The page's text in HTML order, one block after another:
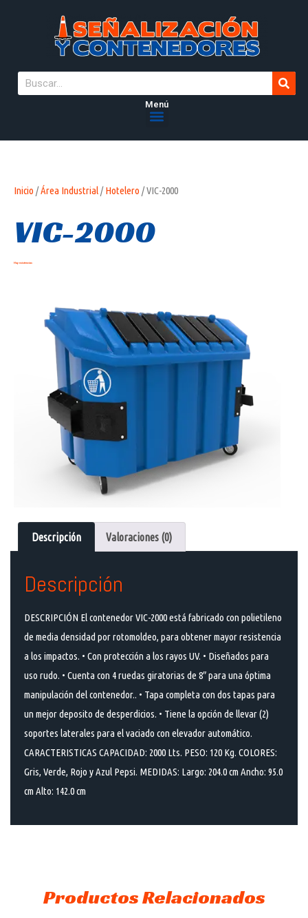
Menú
Inicio /Área Industrial/Hotelero / VIC-2000
VIC-2000
Hay existencias
Descripción Valoraciones (0)
Descripción
DESCRIPCIÓN El contenedor VIC-2000 está fabricado con polietileno
de media densidad por rotomoldeo, para obtener mayor resistencia
a los impactos. • Con protección a los rayos UV. • Diseñados para
uso rudo. • Cuenta con 4 ruedas giratorias de 8″ para una óptima
manipulación del contenedor.. • Tapa completa con dos tapas para
un mejor deposito de desperdicios. • Tiene la opción de llevar (2)
soportes laterales para el vaciado con elevador automático.
CARACTERISTICAS CAPACIDAD: 2000 Lts. PESO: 120 Kg. COLORES:
Gris, Verde, Rojo y Azul Pepsi. MEDIDAS: Largo: 204.0 cm Ancho: 95.0
cm Alto: 142.0 cm
Productos Relacionados